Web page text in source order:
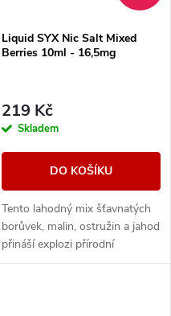
Liquid SYX Nic Salt Mixed
Berries 10ml - 16,5mg
219 Kč
Skladem
DO KOŠÍKU
Tento lahodný mix šťavnatých
borůvek, malin, ostružin a jahod
přináší explozi přírodní
sladkosti a svěžesti v každém